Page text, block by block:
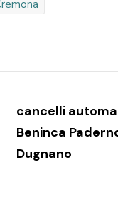
cancelli
Beninca
Dugnano